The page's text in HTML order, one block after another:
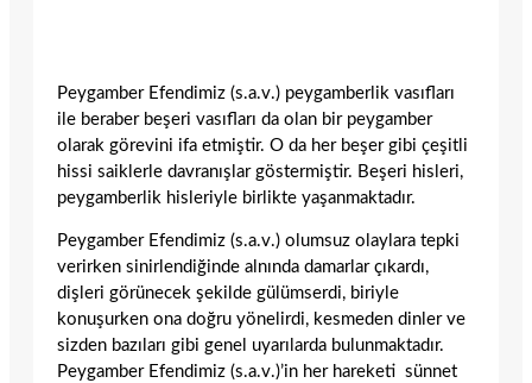
Peygamber Efendimiz (s.a.v.) peygamberlik vasıfları
ile beraber beşeri vasıfları da olan bir peygamber
olarak görevini ifa etmiştir. O da her beşer gibi çeşitli
hissi saiklerle davranışlar göstermiştir. Beşeri hisleri,
peygamberlik hisleriyle birlikte yaşanmaktadır.
Peygamber Efendimiz (s.a.v.) olumsuz olaylara tepki
verirken sinirlendiğinde alnında damarlar çıkardı,
dişleri görünecek şekilde gülümserdi, biriyle
konuşurken ona doğru yönelirdi, kesmeden dinler ve
sizden bazıları gibi genel uyarılarda bulunmaktadır.
Peygamber Efendimiz (s.a.v.)’in her hareketi sünnet